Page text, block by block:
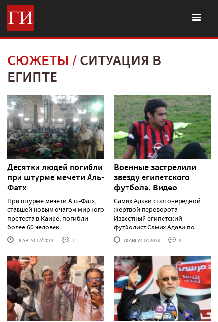
СЮЖЕТЫ
СИТУАЦИЯ В
ЕГИПТЕ
Десятки людей погибли
при штурме мечети Аль-
Фатх
При штурме мечети Аль-Фатх,
ставшей новым очагом мирного
протеста в Каире, погибли
более 60 человек......
18 АВГУСТА'2013 1
Военные застрелили
звезду египетского
футбола. Видео
Самих Адави стал очередной
жертвой переворота
Известный египетский
футболист Самих Адави по......
18 АВГУСТА'2013 2